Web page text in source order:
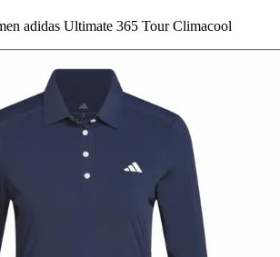
adidas Ultimate 365 Tour Climacool